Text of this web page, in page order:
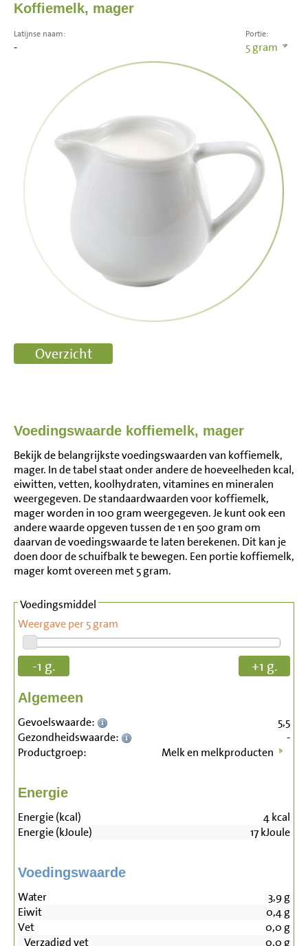
Koffiemelk, mager
Portie:
5gram
Latijnse naam:
-
Voedingswaarde koffiemelk, mager
Bekijk de belangrijkste voedingswaarden van koffiemelk,
mager. In de tabel staat onder andere de hoeveelheden kcal,
eiwitten, vetten, koolhydraten, vitamines en mineralen
weergegeven. De standaardwaarden voor koffiemelk,
mager worden in 100 gram weergegeven. Je kunt ook een
andere waarde opgeven tussen de 1 en 500 gram om
daarvan de voedingswaarde te laten berekenen. Dit kan je
doen door de schuifbalk te bewegen. Een portie koffiemelk,
mager komt overeen met 5 gram.
Voedingsmiddel
Weergave per 5 gram
-1 g. +1 g.
Algemeen
Gevoelswaarde:
5,5
Gezondheidswaarde:
-
Productgroep:
Melk en melkproducten
Energie
Energie (kcal) 4kcal
Energie (kJoule)
17kJoule
Voedingswaarde
Water 3,9g
Eiwit
0,4g
Vet
0,0 g
Verzadigd vet
0,0 g